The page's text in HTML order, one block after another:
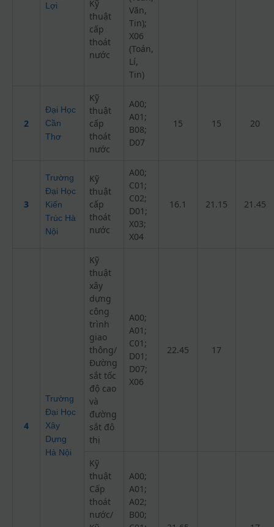
Lợi
Kỹ
thuật
cấp
thoát
nước
Văn,
Tin);
X06
(Toán,
Lí,
Tin)
2
Đại Học
Cần
Thơ
Kỹ
thuật
cấp
thoát
nước
A00;
A01;
B08;
D07
15 15 20
3
Trường
Đại Học
Kiến
Trúc Hà
Nội
Kỹ
thuật
cấp
thoát
nước
A00;
C01;
C02;
D01;
X03;
X04
16.1 21.15 21.45
4
Trường
Đại Học
Xây
Dựng
Hà Nội
Kỹ
thuật
xây
dựng
công
trình
giao
thông/
Đường
sắt tốc
độ cao
và
đường
sắt đô
thị
A00;
A01;
C01;
D01;
D07;
X06
22.45 17
Kỹ
thuật
Cấp
thoát
nước/
A00;
A01;
A02;
B00;